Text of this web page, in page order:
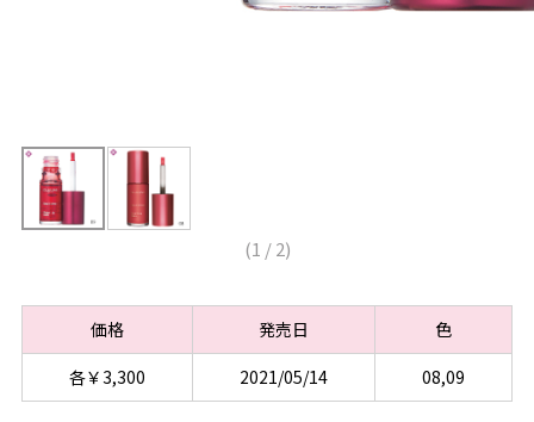
(1 /2)
価格 発売日
色
各￥3,300
2021/05/14 08,09